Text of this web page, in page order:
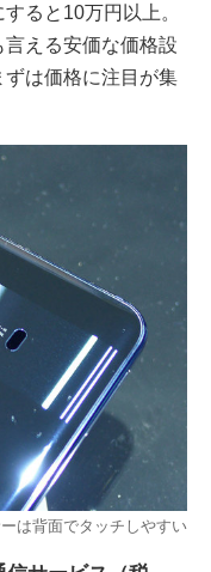
ると10万円以上。
える安価な価格設
は価格に注目が集
は背面でタッチしやすい